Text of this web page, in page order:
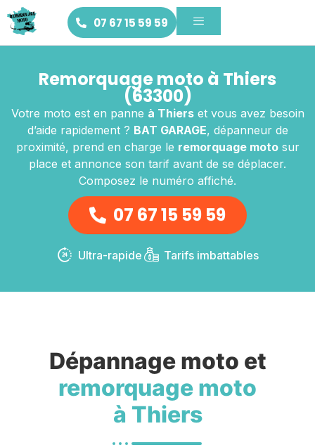
07 67 15 59 59
Remorquage moto à Thiers
(63300)
Votre moto est en panne à Thierset vous avez besoin
d’aide rapidement ? BAT GARAGE, dépanneur de
proximité, prend en charge le remorquage motosur
place et annonce son tarif avant de se déplacer.
Composez le numéro affiché.
07 67 15 59 59
Ultra-rapide Tarifs imbattables
Dépannage moto et
remorquage moto
à Thiers